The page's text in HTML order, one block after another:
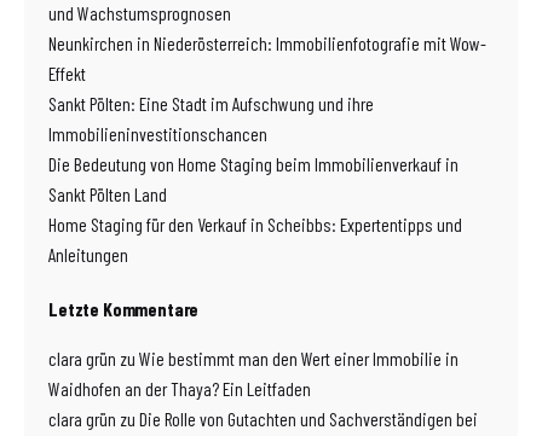
und Wachstumsprognosen
Neunkirchen in Niederösterreich: Immobilienfotografie mit Wow-
Effekt
Sankt Pölten: Eine Stadt im Aufschwung und ihre
Immobilieninvestitionschancen
Die Bedeutung von Home Staging beim Immobilienverkauf in
Sankt Pölten Land
Home Staging für den Verkauf in Scheibbs: Expertentipps und
Anleitungen
Letzte Kommentare
clara grün zu Wie bestimmt man den Wert einer Immobilie in
Waidhofen an der Thaya? Ein Leitfaden
clara grün zu Die Rolle von Gutachten und Sachverständigen bei